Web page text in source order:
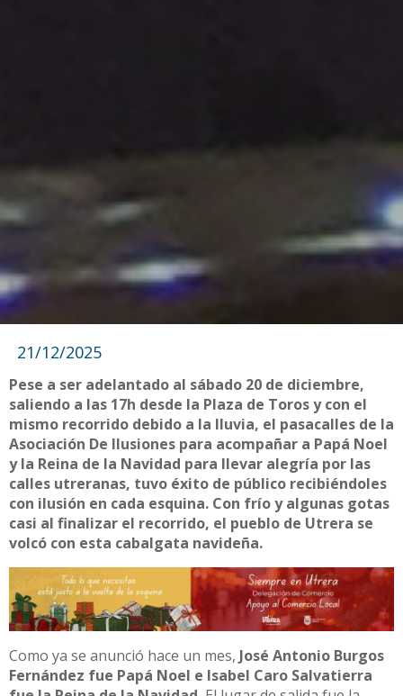
21/12/2025
Pese a ser adelantado al sábado 20 de diciembre,
saliendo a las 17h desde la Plaza de Toros y con el
mismo recorrido debido a la lluvia, el pasacalles de la
Asociación De Ilusiones para acompañar a Papá Noel
y la Reina de la Navidad para llevar alegría por las
calles utreranas, tuvo éxito de público recibiéndoles
con ilusión en cada esquina. Con frío y algunas gotas
casi al finalizar el recorrido, el pueblo de Utrera se
volcó con esta cabalgata navideña.
Como ya se anunció hace un mes, José Antonio Burgos
Fernández fue Papá Noel e Isabel Caro Salvatierra